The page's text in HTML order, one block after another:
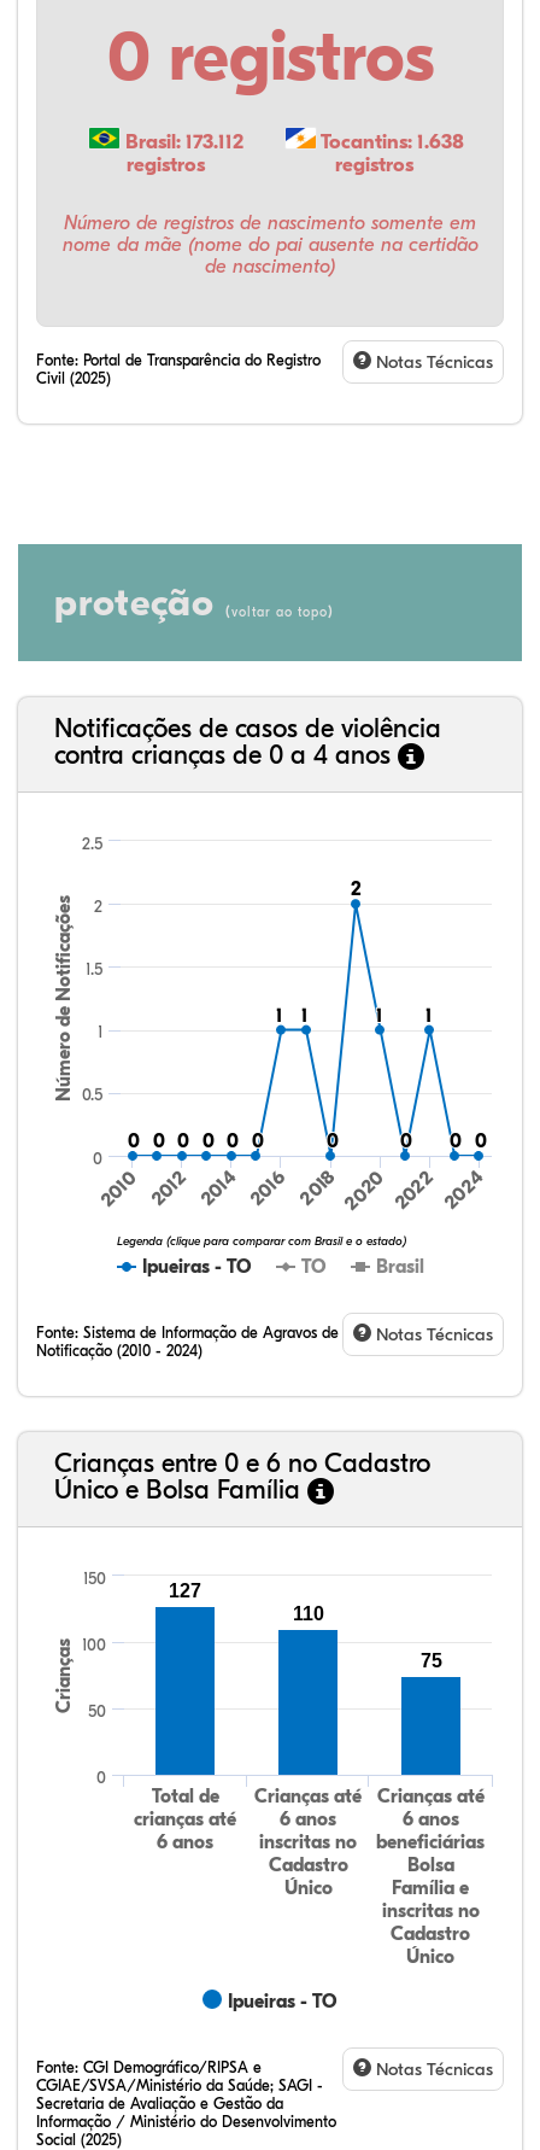
0 registros
Brasil: 173.112
registros
Tocantins: 1.638
registros
Número de registros de nascimento somente em
nome da mãe (nome do pai ausente na certidão
de nascimento)
Fonte: Portal de Transparência do Registro
Civil (2025)
Notas Técnicas
proteção (voltar ao topo)
Notificações de casos de violência
contra crianças de 0 a 4 anos
Número de Notificações
0
0 0
0 0
0 0
0 0
0 0
0
11 11
0
0
2
2
11
0
0
11
0
0 0
0
Ipueiras - TO TO Brasil
Legenda (clique para comparar com Brasil e o estado)
2010 2012 2014 2016 2018 2020 2022 2024
0
0.5
1
1.5
2
2.5
Fonte: Sistema de Informação de Agravos de
Notificação (2010 - 2024)
Notas Técnicas
Crianças entre 0 e 6 no Cadastro
Único e Bolsa Família
Crianças
Ipueiras - TO
Total de
crianças até
6 anos
Crianças até
6 anos
inscritas no
Cadastro
Único
Crianças até
6 anos
beneficiárias
Bolsa
Família e
inscritas no
Cadastro
Único
0
50
100
150
127
110
75
Fonte: CGI Demográfico/RIPSA e
CGIAE/SVSA/Ministério da Saúde; SAGI -
Secretaria de Avaliação e Gestão da
Informação / Ministério do Desenvolvimento
Social (2025)
Notas Técnicas
13,05%
10,95%
1,68%
72,42%
1,68%
0,21%
32,57%
9,24%
0,46%
54,88%
1,27%
1,56%